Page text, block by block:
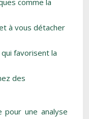
comme la
à vous détacher
favorisent la
des
pour une analyse